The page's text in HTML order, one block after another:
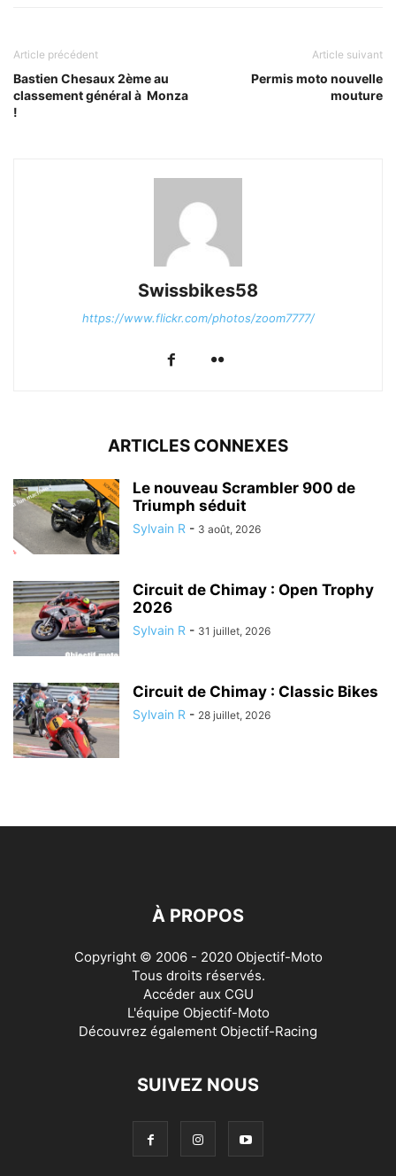
Article précédent
Bastien Chesaux 2ème au
classement général à Monza
!
Article suivant
Permis moto nouvelle
mouture
Swissbikes58
https://www.flickr.com/photos/zoom7777/
ARTICLES CONNEXES
Le nouveau Scrambler 900 de
Triumph séduit
Sylvain R - 3 août, 2026
Circuit de Chimay : Open Trophy
2026
Sylvain R - 31 juillet, 2026
Circuit de Chimay : Classic Bikes
Sylvain R - 28 juillet, 2026
À PROPOS
Copyright © 2006 - 2020 Objectif-Moto
Tous droits réservés.
Accéder aux CGU
L'équipe Objectif-Moto
Découvrez également Objectif-Racing
SUIVEZ NOUS